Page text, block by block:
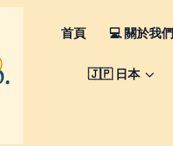
首頁 💻 關於我們
🇯🇵 日本